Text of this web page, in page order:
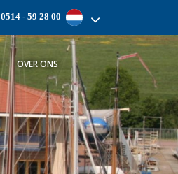
0514 - 59 28 00
OVER ONS